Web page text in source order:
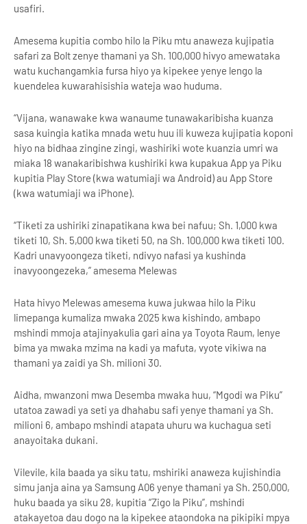
usafiri.
Amesema kupitia combo hilo la Piku mtu anaweza kujipatia
safari za Bolt zenye thamani ya Sh. 100,000 hivyo amewataka
watu kuchangamkia fursa hiyo ya kipekee yenye lengo la
kuendelea kuwarahisishia wateja wao huduma.
“Vijana, wanawake kwa wanaume tunawakaribisha kuanza
sasa kuingia katika mnada wetu huu ili kuweza kujipatia koponi
hiyo na bidhaa zingine zingi, washiriki wote kuanzia umri wa
miaka 18 wanakaribishwa kushiriki kwa kupakua App ya Piku
kupitia Play Store (kwa watumiaji wa Android) au App Store
(kwa watumiaji wa iPhone).
“Tiketi za ushiriki zinapatikana kwa bei nafuu; Sh. 1,000 kwa
tiketi 10, Sh. 5,000 kwa tiketi 50, na Sh. 100,000 kwa tiketi 100.
Kadri unavyoongeza tiketi, ndivyo nafasi ya kushinda
inavyoongezeka,” amesema Melewas
Hata hivyo Melewas amesema kuwa jukwaa hilo la Piku
limepanga kumaliza mwaka 2025 kwa kishindo, ambapo
mshindi mmoja atajinyakulia gari aina ya Toyota Raum, lenye
bima ya mwaka mzima na kadi ya mafuta, vyote vikiwa na
thamani ya zaidi ya Sh. milioni 30.
Aidha, mwanzoni mwa Desemba mwaka huu, “Mgodi wa Piku”
utatoa zawadi ya seti ya dhahabu safi yenye thamani ya Sh.
milioni 6, ambapo mshindi atapata uhuru wa kuchagua seti
anayoitaka dukani.
Vilevile, kila baada ya siku tatu, mshiriki anaweza kujishindia
simu janja aina ya Samsung A06 yenye thamani ya Sh. 250,000,
huku baada ya siku 28, kupitia “Zigo la Piku”, mshindi
atakayetoa dau dogo na la kipekee ataondoka na pikipiki mpya